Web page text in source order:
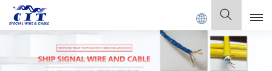
CIT SPECIAL CABLE Co., Ltd. Español